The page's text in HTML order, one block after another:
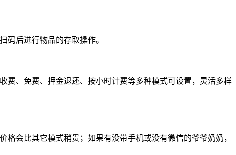
码后进行物品的存取操作。
费、免费、押金退还、按小时计费等多种模式可设置，灵活多样
会比其它模式稍贵；如果有没带手机或没有微信的爷爷奶奶，